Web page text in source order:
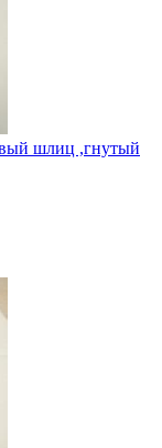
шлиц ,гнутый